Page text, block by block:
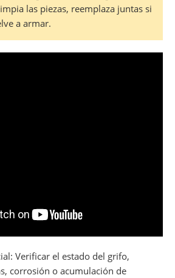
las piezas, reemplaza juntas si
a armar.
Verificar el estado del grifo,
corrosión o acumulación de